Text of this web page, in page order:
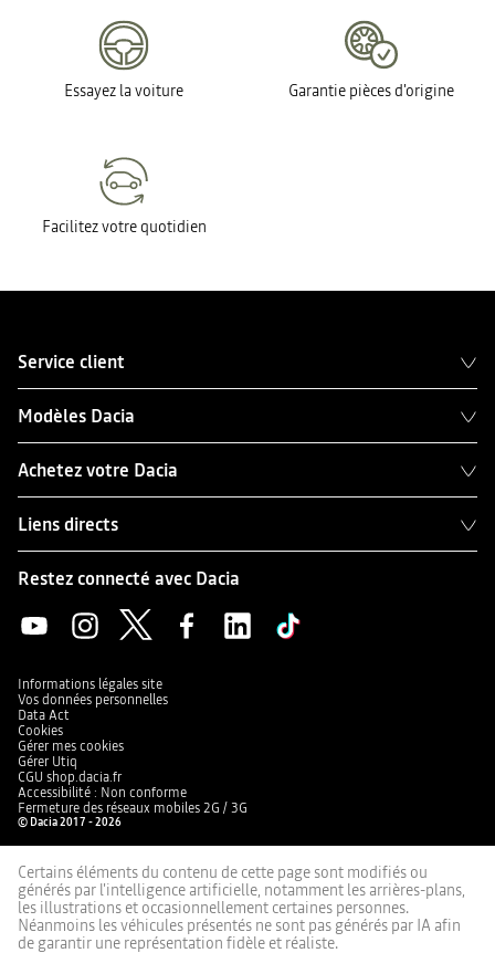
Essayez la voiture Garantie pièces d'origine
Facilitez votre quotidien
Service client
Modèles Dacia
Achetez votre Dacia
Liens directs
Restez connecté avec Dacia
Informations légales site
Vos données personnelles
Data Act
Cookies
Gérer mes cookies
Gérer Utiq
CGU shop.dacia.fr
Accessibilité : Non conforme
Fermeture des réseaux mobiles 2G / 3G
© Dacia 2017 - 2026
Certains éléments du contenu de cette page sont modifiés ou
générés par l'intelligence artificielle, notamment les arrières-plans,
les illustrations et occasionnellement certaines personnes.
Néanmoins les véhicules présentés ne sont pas générés par IA afin
de garantir une représentation fidèle et réaliste.